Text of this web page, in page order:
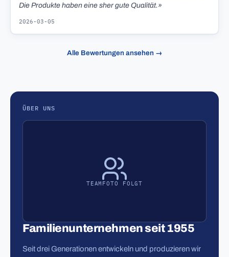
Die Produkte haben eine sher gute Qualität.»
2026-03-05
Alle Bewertungen ansehen →
ÜBER UNS
TEAMFOTO FOLGT
Familienunternehmen seit 1955
Seit drei Generationen entwickeln und produzieren wir